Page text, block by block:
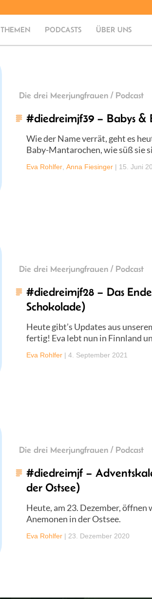
THEMEN PODCASTS ÜBER UNS
Die drei Meerjungfrauen / Podcast
#diedreimjf39 – Babys &
Wie der Name verrät, geht es
Baby-Mantarochen, wie süß sie
Eva Rohlfer Anna Fiesinger | 15. Juni
Die drei Meerjungfrauen / Podcast
#diedreimjf28 – Das
Schokolade)
Heute gibt’s Updates aus
fertig! Eva lebt nun in Finnland
Eva Rohlfer | 4. September 2021
Die drei Meerjungfrauen / Podcast
#diedreimjf –
der Ostsee)
Heute, am 23. Dezember,
Anemonen in der Ostsee.
Eva Rohlfer | 23. Dezember 2020